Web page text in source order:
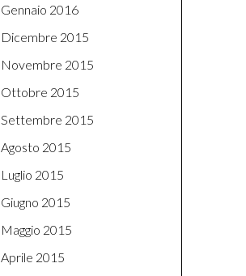
Gennaio 2016
Dicembre 2015
Novembre 2015
Ottobre 2015
Settembre 2015
Agosto 2015
Luglio 2015
Giugno 2015
Maggio 2015
Aprile 2015